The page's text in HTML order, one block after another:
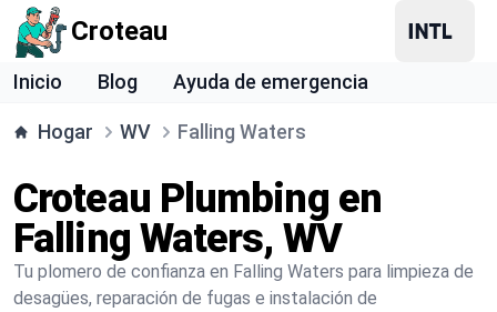
Croteau
Inicio Blog Ayuda de emergencia
Hogar WV Falling Waters
Croteau Plumbing en
Falling Waters, WV
Tu plomero de confianza en Falling Waters para limpieza de
desagües, reparación de fugas e instalación de